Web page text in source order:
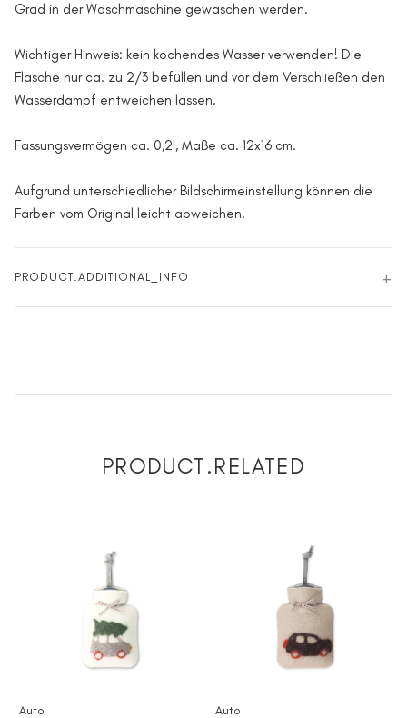
Grad in der Waschmaschine gewaschen werden.
Wichtiger Hinweis: kein kochendes Wasser verwenden! Die
Flasche nur ca. zu 2/3 befüllen und vor dem Verschließen den
Wasserdampf entweichen lassen.
Fassungsvermögen ca. 0,2l, Maße ca. 12x16 cm.
Aufgrund unterschiedlicher Bildschirmeinstellung können die
Farben vom Original leicht abweichen.
PRODUCT.ADDITIONAL_INFO
PRODUCT.RELATED
Auto Auto